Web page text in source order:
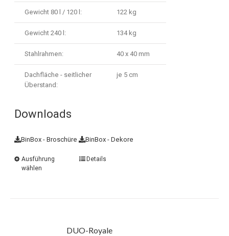
Gewicht 80 l / 120 l: 122 kg
Gewicht 240 l: 134 kg
Stahlrahmen: 40 x 40 mm
Dachfläche - seitlicher
Überstand:
je 5 cm
Downloads
BinBox - Broschüre BinBox - Dekore
Ausführung
wählen
Details
DUO-Royale